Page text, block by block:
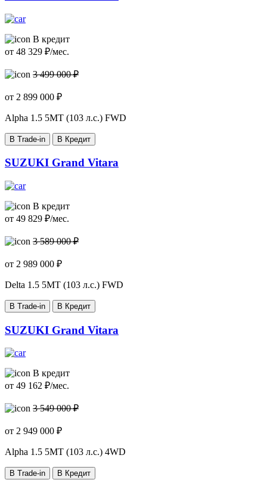
В кредит
от 48 329 ₽/мес.
3 499 000 ₽
от 2 899 000 ₽
Alpha 1.5 5MT (103 л.с.) FWD
В Trade-in В Кредит
SUZUKI Grand Vitara
В кредит
от 49 829 ₽/мес.
3 589 000 ₽
от 2 989 000 ₽
Delta 1.5 5MT (103 л.с.) FWD
В Trade-in В Кредит
SUZUKI Grand Vitara
В кредит
от 49 162 ₽/мес.
3 549 000 ₽
от 2 949 000 ₽
Alpha 1.5 5MT (103 л.с.) 4WD
В Trade-in В Кредит